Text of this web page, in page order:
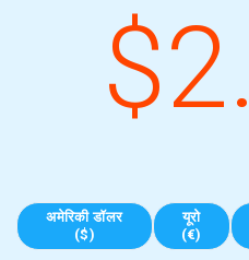
अमेरिकी डॉलर
($)
यूरो
(€)